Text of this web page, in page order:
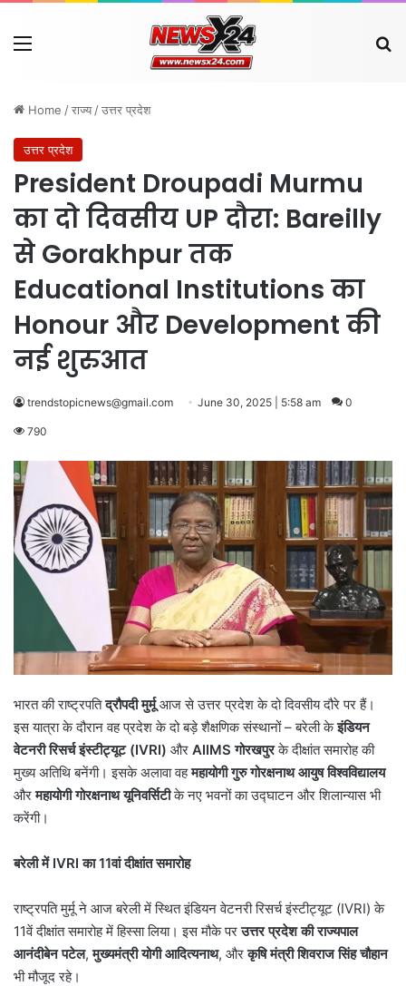
Menu
Home /राज्य /उत्तर प्रदेश
उत्तर प्रदेश
President Droupadi Murmu
का दो दिवसीय UP दौरा: Bareilly
से Gorakhpur तक
Educational Institutions का
Honour और Development की
नई शुरुआत
trendstopicnews@gmail.com June 30, 2025 | 5:58 am 0
790
भारत की राष्ट्रपतिद्रौपदी मुर्मूआज से उत्तर प्रदेश के दो दिवसीय दौरे पर हैं।
इस यात्रा के दौरान वह प्रदेश के दो बड़े शैक्षणिक संस्थानों – बरेली केइंडियन
वेटनरी रिसर्च इंस्टीट्यूट (IVRI) और AIIMSगोरखपुरके दीक्षांत समारोह की
मुख्य अतिथि बनेंगी। इसके अलावा वहमहायोगी गुरु गोरक्षनाथ आयुष विश्वविद्यालय
औरमहायोगी गोरक्षनाथ यूनिवर्सिटीके नए भवनों का उद्घाटन और शिलान्यास भी
करेंगी।
बरेली में IVRIका11वां दीक्षांत समारोह
राष्ट्रपति मुर्मू ने आज बरेली में स्थित इंडियन वेटनरी रिसर्च इंस्टीट्यूट (IVRI) के
11वें दीक्षांत समारोह में हिस्सा लिया। इस मौके परउत्तर प्रदेश की राज्यपाल
आनंदीबेन पटेल,मुख्यमंत्री योगी आदित्यनाथ, औरकृषि मंत्री शिवराज सिंह चौहान
भी मौजूद रहे।